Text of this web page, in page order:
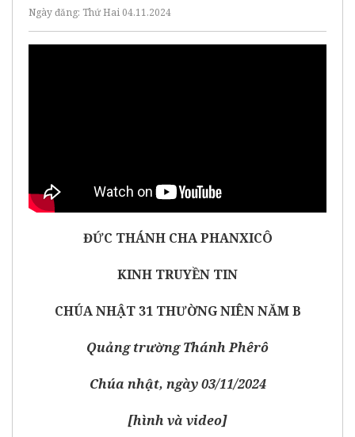
Ngày đăng: Thứ Hai 04.11.2024
ĐỨC THÁNH CHA PHANXICÔ
KINH TRUYỀN TIN
CHÚA NHẬT 31 THƯỜNG NIÊN NĂM B
Quảng trường Thánh Phêrô
Chúa nhật, ngày 03/11/2024
[hình và video]